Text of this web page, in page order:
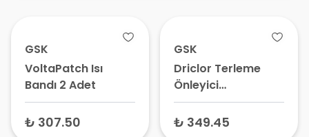
GSK
VoltaPatch Isı
Bandı 2 Adet
₺ 307.50
GSK
Driclor Terleme
Önleyici
Antiperspirant
Roll-On 20 ml
₺ 349.45